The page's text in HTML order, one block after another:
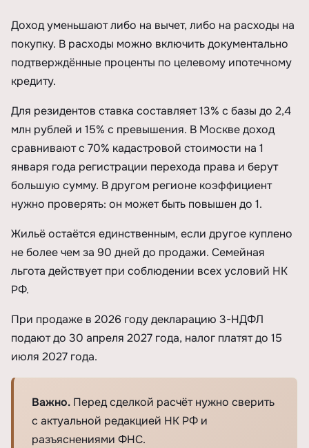
Доход уменьшают либо на вычет, либо на расходы на
покупку. В расходы можно включить документально
подтверждённые проценты по целевому ипотечному
кредиту.
Для резидентов ставка составляет 13% с базы до 2,4
млн рублей и 15% с превышения. В Москве доход
сравнивают с 70% кадастровой стоимости на 1
января года регистрации перехода права и берут
большую сумму. В другом регионе коэффициент
нужно проверять: он может быть повышен до 1.
Жильё остаётся единственным, если другое куплено
не более чем за 90 дней до продажи. Семейная
льгота действует при соблюдении всех условий НК
РФ.
При продаже в 2026 году декларацию 3-НДФЛ
подают до 30 апреля 2027 года, налог платят до 15
июля 2027 года.
Важно. Перед сделкой расчёт нужно сверить
с актуальной редакцией НК РФ и
разъяснениями ФНС.